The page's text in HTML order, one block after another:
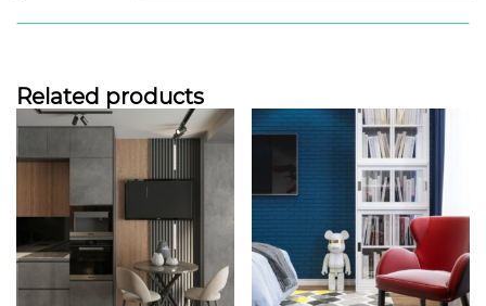
Интерьер выполнен в тосканском стиле,
деревенский уют с использованием натуральных
материалов, камня, дерева, со множеством
интересных деталей, в сочетании сложных фактур,
состаренных элементов.
Задача проекта создать атмосферу уютной
итальянской улочки, где пахнет кофе, цветут сады и
переплетаются прошлое, настоящее и будущее.
Особенностью этого проекта являются предметы,
привезенные из разных стран, существующая
мебель, вписанная в новый интерьер, использование
Related products